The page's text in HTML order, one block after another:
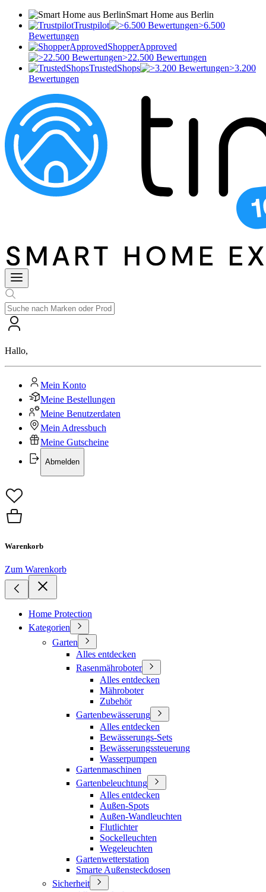
Smart Home aus Berlin
Trustpilot
>6.500
Bewertungen
ShopperApproved
>22.500 Bewertungen
TrustedShops
>3.200
Bewertungen
Hallo,
Mein Konto
Meine Bestellungen
Meine Benutzerdaten
Mein Adressbuch
Meine Gutscheine
Abmelden
Warenkorb
Zum Warenkorb
Home Protection
Kategorien
Garten
Alles entdecken
Rasenmähroboter
Alles entdecken
Mähroboter
Zubehör
Gartenbewässerung
Alles entdecken
Bewässerungs-Sets
Bewässerungssteuerung
Wasserpumpen
Gartenmaschinen
Gartenbeleuchtung
Alles entdecken
Außen-Spots
Außen-Wandleuchten
Flutlichter
Sockelleuchten
Wegeleuchten
Gartenwetterstation
Smarte Außensteckdosen
Sicherheit